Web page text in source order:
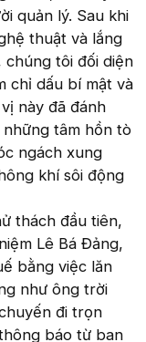
quản lý. Sau khi
thuật và lắng
chúng tôi đối diện
chỉ dấu bí mật và
này đã đánh
tâm hồn tò
ngách xung
khí sôi động
thách đầu tiên,
Lê Bá Đảng,
bằng việc lăn
như ông trời
đi trọn
báo từ ban